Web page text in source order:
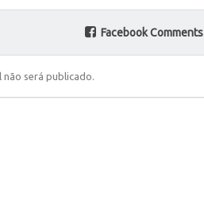
Facebook Comments
não será publicado.